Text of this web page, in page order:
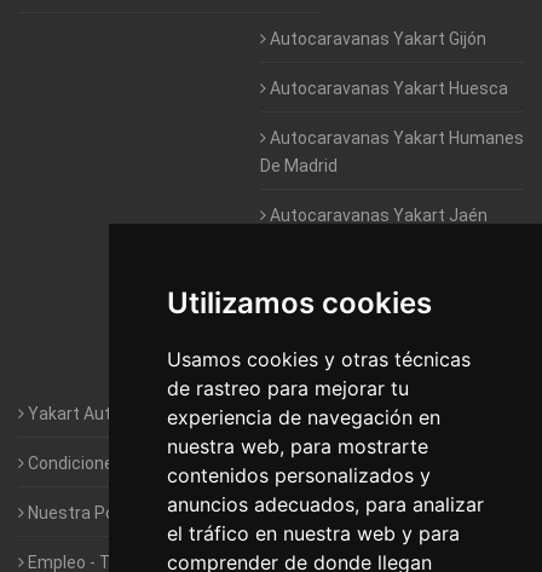
Utilizamos cookies
Usamos cookies y otras técnicas
de rastreo para mejorar tu
experiencia de navegación en
nuestra web, para mostrarte
contenidos personalizados y
anuncios adecuados, para analizar
el tráfico en nuestra web y para
comprender de donde llegan
Autocaravanas Yakart Gijón
Autocaravanas Yakart Huesca
Autocaravanas Yakart Humanes
De Madrid
Autocaravanas Yakart Jaén
Autocaravanas Yakart Valencia
Autocaravanas Yakart Vitoria
Yakart Autocaravanas · La empresa
Condiciones de Alquiler de Yakart
Nuestra Política de Privacidad
Empleo - Trabaja con nosotros